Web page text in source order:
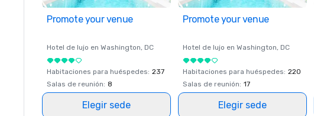
Promote your venue
Hotel de lujo en Washington, DC
Habitaciones para huéspedes: 237
Salas de reunión: 8
Elegir sede
Promote your venue
Hotel de lujo en Washington, DC
Habitaciones para huéspedes: 220
Salas de reunión: 17
Elegir sede